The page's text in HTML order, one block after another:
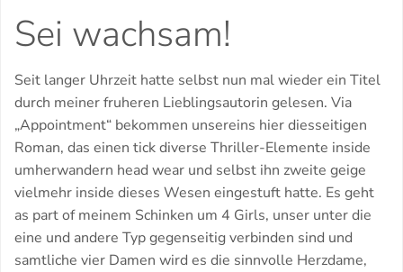
Sei wachsam!
Seit langer Uhrzeit hatte selbst nun mal wieder ein Titel
durch meiner fruheren Lieblingsautorin gelesen. Via
„Appointment“ bekommen unsereins hier diesseitigen
Roman, das einen tick diverse Thriller-Elemente inside
umherwandern head wear und selbst ihn zweite geige
vielmehr inside dieses Wesen eingestuft hatte. Es geht
as part of meinem Schinken um 4 Girls, unser unter die
eine und andere Typ gegenseitig verbinden sind und
samtliche vier Damen wird es die sinnvolle Herzdame,